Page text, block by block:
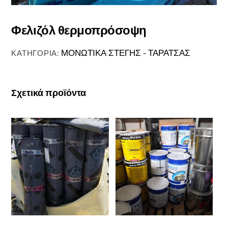
Φελιζόλ θερμοπρόσοψη
ΚΑΤΗΓΟΡΊΑ: ΜΟΝΩΤΙΚΑ ΣΤΕΓΗΣ - ΤΑΡΑΤΣΑΣ
Σχετικά προϊόντα